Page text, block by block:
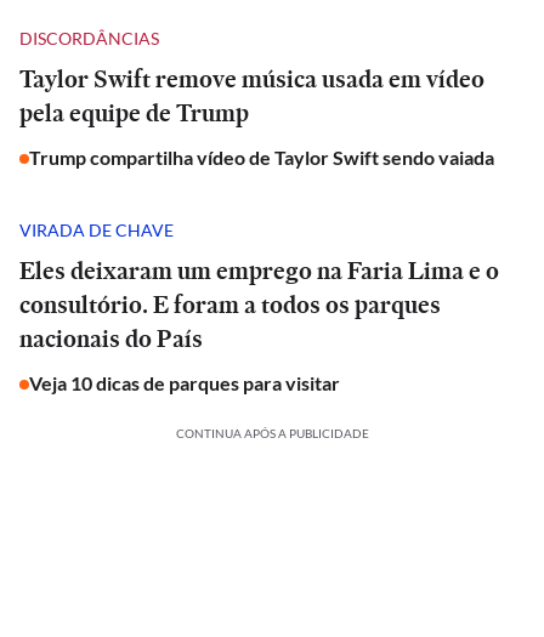
DISCORDÂNCIAS
Taylor Swift remove música usada em vídeo
pela equipe de Trump
Trump compartilha vídeo de Taylor Swift sendo vaiada
VIRADA DE CHAVE
Eles deixaram um emprego na Faria Lima e o
consultório. E foram a todos os parques
nacionais do País
Veja 10 dicas de parques para visitar
CONTINUA APÓS A PUBLICIDADE